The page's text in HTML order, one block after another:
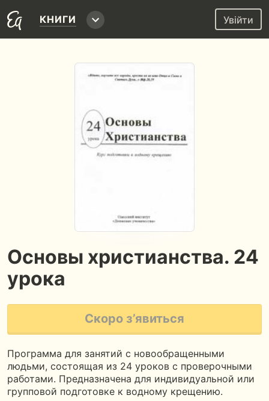
КНИГИ Увійти
Основы христианства. 24
урока
Скоро з’явиться
Программа для занятий с новообращенными
людьми, состоящая из 24 уроков с проверочными
работами. Предназначена для индивидуальной или
групповой подготовке к водному крещению.